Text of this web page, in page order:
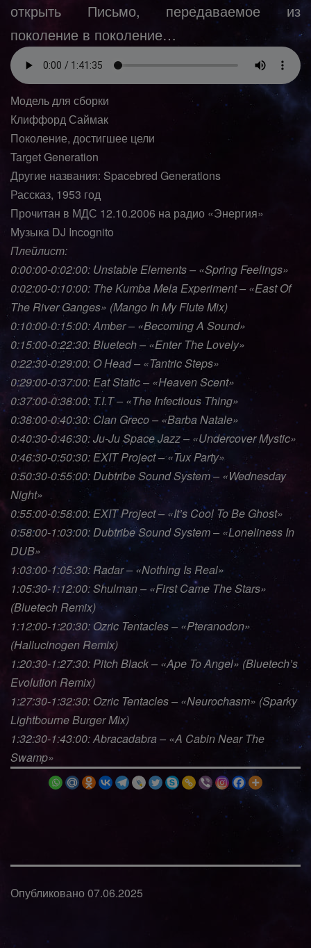
открыть Письмо, передаваемое из
поколение в поколение…
Модель для сборки
Клиффорд Саймак
Поколение, достигшее цели
Target Generation
Другие названия: Spacebred Generations
Рассказ, 1953 год
Прочитан в МДС 12.10.2006 на радио «Энергия»
Музыка DJ Incognito
Плейлист:
0:00:00-0:02:00: Unstable Elements – «Spring Feelings»
0:02:00-0:10:00: The Kumba Mela Experiment – «East Of
The River Ganges» (Mango In My Flute Mix)
0:10:00-0:15:00: Amber – «Becoming A Sound»
0:15:00-0:22:30: Bluetech – «Enter The Lovely»
0:22:30-0:29:00: O Head – «Tantric Steps»
0:29:00-0:37:00: Eat Static – «Heaven Scent»
0:37:00-0:38:00: T.I.T – «The Infectious Thing»
0:38:00-0:40:30: Clan Greco – «Barba Natale»
0:40:30-0:46:30: Ju-Ju Space Jazz – «Undercover Mystic»
0:46:30-0:50:30: EXIT Project – «Tux Party»
0:50:30-0:55:00: Dubtribe Sound System – «Wednesday
Night»
0:55:00-0:58:00: EXIT Project – «It’s Cool To Be Ghost»
0:58:00-1:03:00: Dubtribe Sound System – «Loneliness In
DUB»
1:03:00-1:05:30: Radar – «Nothing Is Real»
1:05:30-1:12:00: Shulman – «First Came The Stars»
(Bluetech Remix)
1:12:00-1:20:30: Ozric Tentacles – «Pteranodon»
(Hallucinogen Remix)
1:20:30-1:27:30: Pitch Black – «Ape To Angel» (Bluetech’s
Evolution Remix)
1:27:30-1:32:30: Ozric Tentacles – «Neurochasm» (Sparky
Lightbourne Burger Mix)
1:32:30-1:43:00: Abracadabra – «A Cabin Near The
Swamp»
Опубликовано07.06.2025